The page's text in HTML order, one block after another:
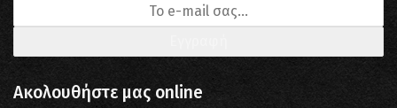
Ακολουθήστε μας online